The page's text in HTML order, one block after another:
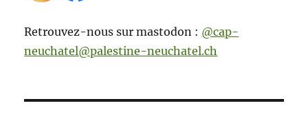
Retrouvez-nous sur mastodon : @cap-
neuchatel@palestine-neuchatel.ch